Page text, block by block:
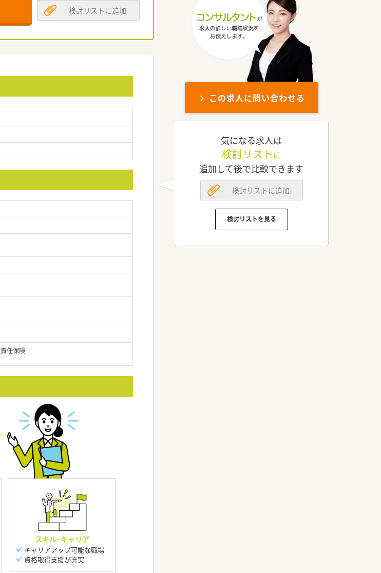
検討リストに追加
任保険
スキル・キャリア
キャリアアップ可能な職場
資格取得支援が充実
この求人に問い合わせる
気になる求人は
検討リスト に
追加して後で比較できます
検討リストに追加
検討リストを見る